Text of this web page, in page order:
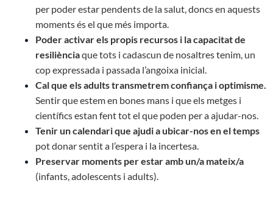
per poder estar pendents de la salut, doncs en aquests
moments és el que més importa.
Poder activar els propis recursos i la capacitat de
resiliènciaque tots i cadascun de nosaltres tenim, un
cop expressada i passada l’angoixa inicial.
Cal que els adults transmetrem confiança i optimisme.
Sentir que estem en bones mans i que els metges i
científics estan fent tot el que poden per a ajudar-nos.
Tenir un calendari que ajudi a ubicar-nos en el temps
pot donar sentit a l’espera i la incertesa.
Preservar moments per estar amb un/a mateix/a
(infants, adolescents i adults).